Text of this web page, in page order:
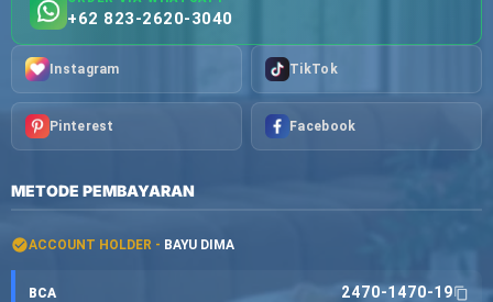
+62 823-2620-3040
Instagram TikTok
Pinterest Facebook
METODE PEMBAYARAN
ACCOUNT HOLDER - BAYU DIMA
BCA 2470-1470-19